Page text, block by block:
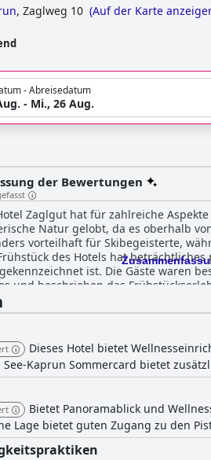
, Zaglweg 10 (Auf der Karte
- Abreisedatum
- Mi., 26 Aug.
der Bewertungen
Zaglgut hat für zahlreiche
Natur gelobt, da es oberhalb
vorteilhaft für Skibegeisterte,
ist. Die Gäste waren
und beschrieben das
Gäste auch das Abendessen loben. Die Gäste loben die Zimmer für ihre
heben das geräumige und
die Suiten für ihr gemütliches
zum allgemeinen Komfort und zur
Lob für seinen hervorragenden
zur warmen und einladenden
ihres gesamten Aufenthalts gut betreut und willkommen
hochwertigen Annehmlichkeiten
Umgebung, die perfekt zur
Aspekten macht das
Dieses Hotel bietet
See-Kaprun Sommercard bietet
Bietet Panoramablick und
Lage bietet guten Zugang zu den